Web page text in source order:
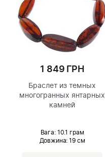
1 849 ГРН
Браслет из темных
многогранных янтарных
камней
Вага: 10.1 грам
Довжина: 19 см